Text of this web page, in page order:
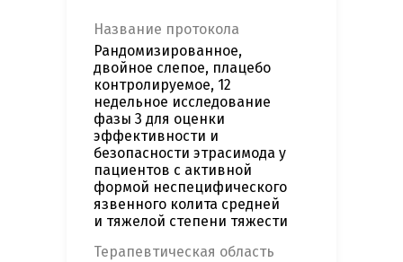
Название протокола
Рандомизированное,
двойное слепое, плацебо
контролируемое, 12
недельное исследование
фазы 3 для оценки
эффективности и
безопасности этрасимода у
пациентов с активной
формой неспецифического
язвенного колита средней
и тяжелой степени тяжести
Терапевтическая область